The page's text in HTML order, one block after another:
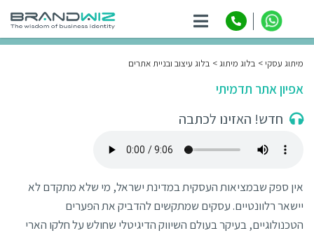
מיתוג עסקי בלוג מיתוג בלוג עיצוב ובניית אתרים
אפיון אתר תדמיתי
חדש! האזינו לכתבה
אין ספק שבמציאות העסקית במדינת ישראל, מי שלא מתקדם לא
יישאר רלוונטיים. עסקים שמתקשים להדביק את הפערים
הטכנולוגיים, בעיקר בעולם השיווק הדיגיטלי שחולש על חלקו הארי